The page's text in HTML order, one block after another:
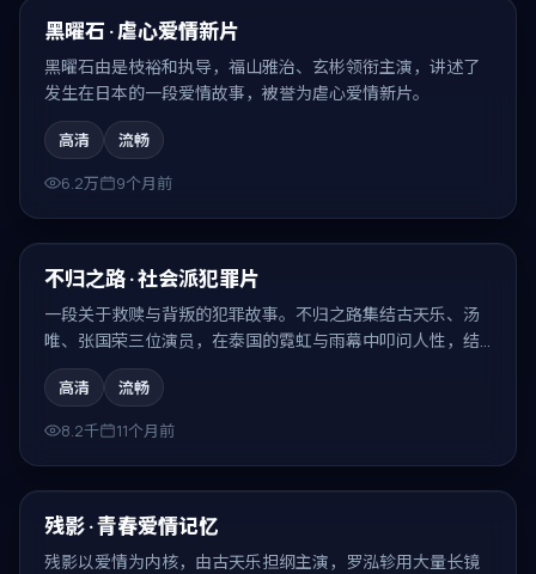
最新
黑曜石 · 虐心爱情新片
黑曜石由是枝裕和执导，福山雅治、玄彬领衔主演，讲述了
发生在日本的一段爱情故事，被誉为虐心爱情新片。
高清
流畅
6.2万
9个月前
最新
不归之路 · 社会派犯罪片
一段关于救赎与背叛的犯罪故事。不归之路集结古天乐、汤
唯、张国荣三位演员，在泰国的霓虹与雨幕中叩问人性，结
局耐人寻味。
高清
流畅
8.2千
11个月前
最新
残影 · 青春爱情记忆
残影以爱情为内核，由古天乐担纲主演，罗泓轸用大量长镜